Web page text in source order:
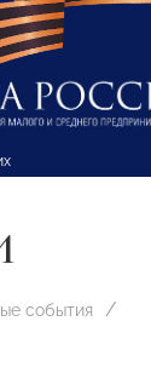
события